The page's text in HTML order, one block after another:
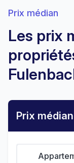
Prix médian
Les prix
Prix